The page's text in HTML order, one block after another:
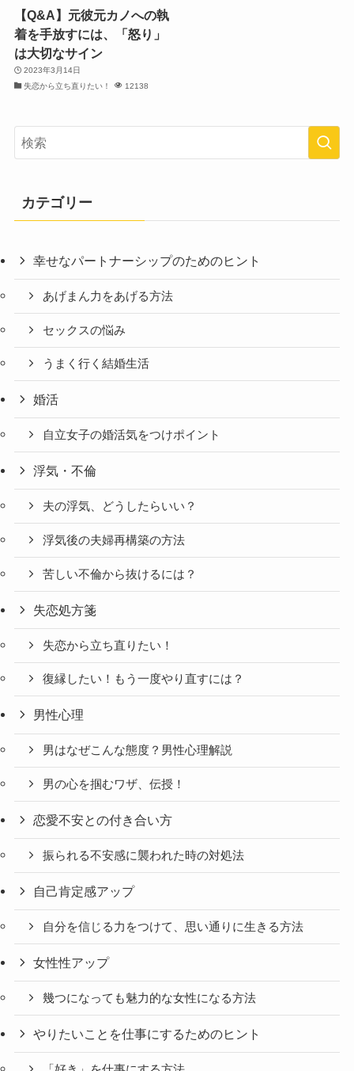
【Q&A】元彼元カノへの執
着を手放すには、「怒り」
は大切なサイン
2023年3月14日
失恋から立ち直りたい！
12138
カテゴリー
幸せなパートナーシップのためのヒント
あげまん力をあげる方法
セックスの悩み
うまく行く結婚生活
婚活
自立女子の婚活気をつけポイント
浮気・不倫
夫の浮気、どうしたらいい？
浮気後の夫婦再構築の方法
苦しい不倫から抜けるには？
失恋処方箋
失恋から立ち直りたい！
復縁したい！もう一度やり直すには？
男性心理
男はなぜこんな態度？男性心理解説
男の心を掴むワザ、伝授！
恋愛不安との付き合い方
振られる不安感に襲われた時の対処法
自己肯定感アップ
自分を信じる力をつけて、思い通りに生きる方法
女性性アップ
幾つになっても魅力的な女性になる方法
やりたいことを仕事にするためのヒント